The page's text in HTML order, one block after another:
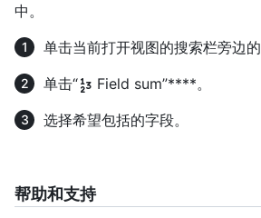
中。
单击当前打开视图的搜索栏旁边的
单击“
Field sum”****。
选择希望包括的字段。
帮助和支持